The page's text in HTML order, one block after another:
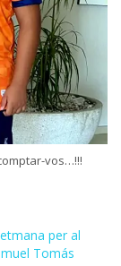
vos…!!!
per al
Tomás